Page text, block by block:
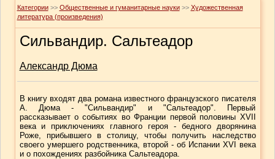
Категории >> Общественные и гуманитарные науки >> Художественная
литература (произведения)
Сильвандир. Сальтеадор
Александр Дюма
В книгу входят два романа известного французского писателя
А. Дюма - "Сильвандир" и "Сальтеадор". Первый
рассказывает о событиях во Франции первой половины XVII
века и приключениях главного героя - бедного дворянина
Роже, прибывшего в столицу, чтобы получить наследство
своего умершего родственника, второй - об Испании XVI века
и о похождениях разбойника Сальтеадора.